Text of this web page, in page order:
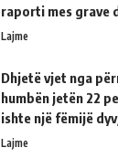
raporti mes grave
Lajme
Dhjetë vjet nga
humbën jetën 22
ishte një fëmijë
Lajme